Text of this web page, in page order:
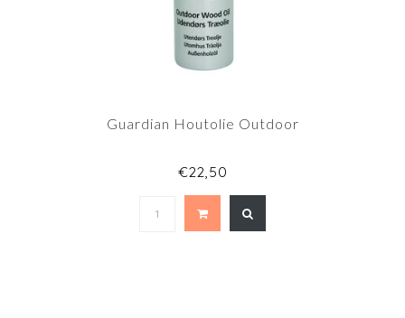
Guardian Houtolie Outdoor
€22,50